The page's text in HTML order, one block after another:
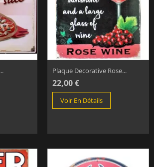
Plaque Decorative Rose...
22,00 €
Voir En Détails